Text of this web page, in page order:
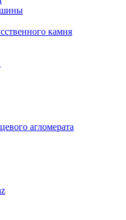
камня
агломерата